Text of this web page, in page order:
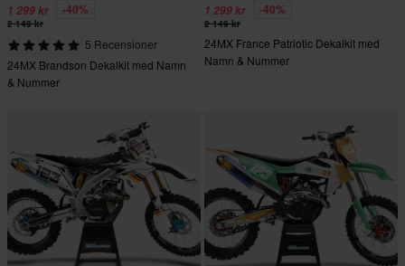
1 299 kr -40%
2 149 kr
5 Recensioner
24MX Brandson Dekalkit med Namn
& Nummer
1 299 kr -40%
2 149 kr
24MX France Patriotic Dekalkit med
Namn & Nummer